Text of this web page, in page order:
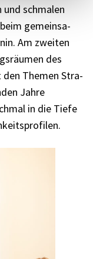
und schma­len
gemein­sa­
Am zwei­ten
des
den Themen Stra­
Jahre
in die Tiefe